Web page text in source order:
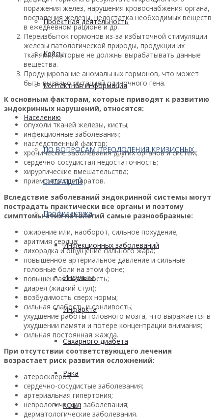
Проектная деятельность
Кейсы
Контактная информация
Населению
ПО ВОПРОСАМ ПРЕОДОЛЕНИЯ КРИЗИСНЫХ
СИТУАЦИЙ
Профилактика
Инфекционных заболеваний
Инсульта
Инфаркта
Сахарного диабета
Рака
ХОБЛ
поражения желез, нарушения кровоснабжения органа,
воспаления железы, недостатка необходимых веществ
в ежедневном рационе и др.
Переизбыток гормонов из-за избыточной стимуляции
железы патологической природы, продукции их
тканями, которые не должны вырабатывать данные
вещества.
Продуцирование аномальных гормонов, что может
быть вызвано мутацией одиночного гена.
К основным факторам, которые приводят к развитию
эндокринных нарушений, относятся:
опухоли тканей железы, кисты;
инфекционные заболевания;
наследственный фактор;
хронические заболевания других органов и систем;
сердечно-сосудистая недостаточность;
хирургические вмешательства;
прием ряда препаратов.
Вследствие заболеваний эндокринной системы могут
пострадать практически все органы и поэтому
симптомы этих патологий самые разнообразные:
ожирение или, наоборот, сильное похудение;
аритмия сердца;
лихорадка и ощущение сильного жара;
повышенное артериальное давление и сильные
головные боли на этом фоне;
повышенная потливость;
диарея (жидкий стул);
возбудимость сверх нормы;
сильная слабость и сонливость;
ухудшение работы головного мозга, что выражается в
ухудшении памяти и потере концентрации внимания;
сильная постоянная жажда.
При отсутствии соответствующего лечения
возрастает риск развития осложнений:
атеросклероз;
сердечно-сосудистые заболевания;
артериальная гипертония;
неврологические заболевания;
дерматологические заболевания.